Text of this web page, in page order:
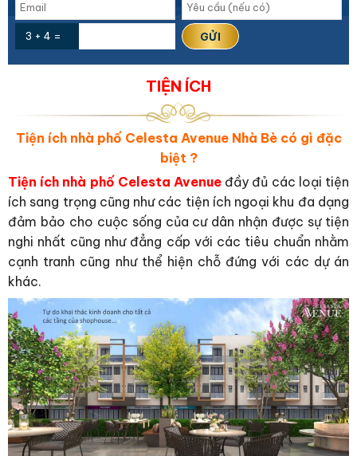
3 + 4 =
TIỆN ÍCH
Tiện ích nhà phố Celesta Avenue Nhà Bè có gì đặc
biệt ?
Tiện ích nhà phố Celesta Avenue đầy đủ các loại tiện
ích sang trọng cũng như các tiện ích ngoại khu đa dạng
đảm bảo cho cuộc sống của cư dân nhận được sự tiện
nghi nhất cũng như đẳng cấp với các tiêu chuẩn nhằm
cạnh tranh cũng như thể hiện chỗ đứng với các dự án
khác.